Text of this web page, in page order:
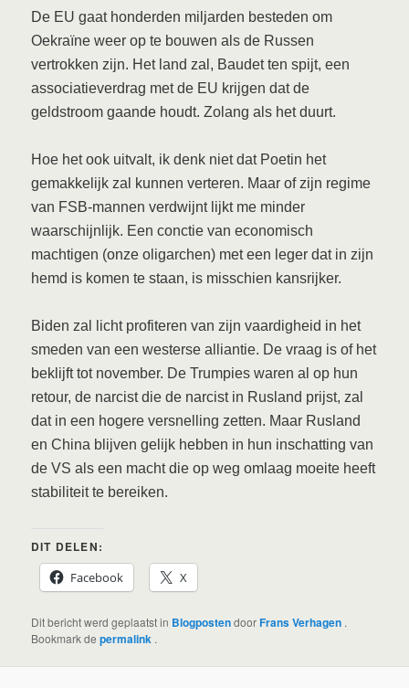
De EU gaat honderden miljarden besteden om
Oekraïne weer op te bouwen als de Russen
vertrokken zijn. Het land zal, Baudet ten spijt, een
associatieverdrag met de EU krijgen dat de
geldstroom gaande houdt. Zolang als het duurt.
Hoe het ook uitvalt, ik denk niet dat Poetin het
gemakkelijk zal kunnen verteren. Maar of zijn regime
van FSB-mannen verdwijnt lijkt me minder
waarschijnlijk. Een conctie van economisch
machtigen (onze oligarchen) met een leger dat in zijn
hemd is komen te staan, is misschien kansrijker.
Biden zal licht profiteren van zijn vaardigheid in het
smeden van een westerse alliantie. De vraag is of het
beklijft tot november. De Trumpies waren al op hun
retour, de narcist die de narcist in Rusland prijst, zal
dat in een hogere versnelling zetten. Maar Rusland
en China blijven gelijk hebben in hun inschatting van
de VS als een macht die op weg omlaag moeite heeft
stabiliteit te bereiken.
DIT DELEN:
Facebook
X
Dit bericht werd geplaatst in BlogpostendoorFrans Verhagen .
Bookmark depermalink .